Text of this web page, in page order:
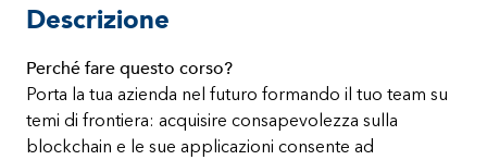
Descrizione
Perché fare questo corso?
Porta la tua azienda nel futuro formando il tuo team su
temi di frontiera: acquisire consapevolezza sulla
blockchain e le sue applicazioni consente ad